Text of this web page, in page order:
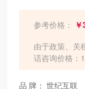
参考价格：
由于政策、关
话咨询价格：
品 牌： 世纪互联